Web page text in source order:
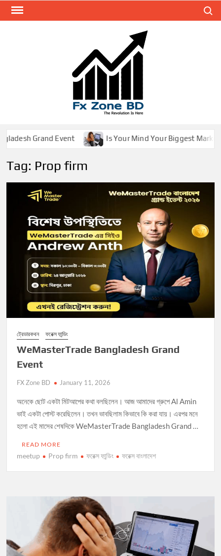
Event Is Your Mind Your Biggest Market Enemy?
Tag: Prop firm
ট্রেডারকথন ফরেক্স ফান্ডিং
WeMasterTrade Bangladesh Grand
Event
FX Zone BD January 11, 2026
অনেকে ছোট একটা মিটআপের কথা বলছিলেন। আজ আমাদের গ্রুপে Al Amin
ভাই একটা পোস্ট করেছিলেন। তখন ভাবছিলাম কিভাবে কি করা যায়। এরপর মনে
হলো এই মাসের শেষদিকে WeMasterTrade Bangladesh Grand …
READ MORE
meetup Prop firm ফরেক্স ফান্ডিং ফরেক্স বাংলাদেশ